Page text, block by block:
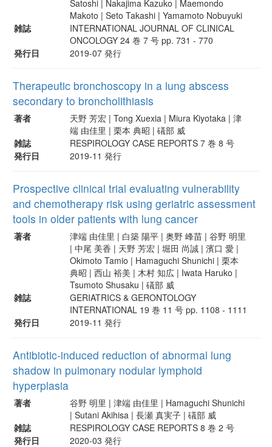
Satoshi | Nakajima Kazuko | Maemondo
Makoto | Seto Takashi | Yamamoto Nobuyuki
雑誌
INTERNATIONAL JOURNAL OF CLINICAL
ONCOLOGY 24 巻 7 号 pp. 731 - 770
発行日
2019-07 発行
Therapeutic bronchoscopy in a lung abscess
secondary to broncholithiasis
著者
天野 芳宏 | Tong Xuexia | Miura Kiyotaka | 津
端 由佳里 | 栗本 典昭 | 礒部 威
雑誌
RESPIROLOGY CASE REPORTS 7 巻 8 号
発行日
2019-11 発行
Prospective clinical trial evaluating vulnerability
and chemotherapy risk using geriatric assessment
tools in older patients with lung cancer
著者
津端 由佳里 | 白築 陽平 | 奥野 峰苗 | 谷野 明里
| 中尾 美香 | 天野 芳宏 | 堀田 尚誠 | 濱口 愛 |
Okimoto Tamio | Hamaguchi Shunichi | 栗本
典昭 | 西山 裕美 | 木村 知広 | Iwata Haruko |
Tsumoto Shusaku | 礒部 威
雑誌
GERIATRICS & GERONTOLOGY
INTERNATIONAL 19 巻 11 号 pp. 1108 - 1111
発行日
2019-11 発行
Antibiotic-induced reduction of abnormal lung
shadow in pulmonary nodular lymphoid
hyperplasia
著者
谷野 明里 | 津端 由佳里 | Hamaguchi Shunichi
| Sutani Akihisa | 長瀬 真実子 | 礒部 威
雑誌
RESPIROLOGY CASE REPORTS 8 巻 2 号
発行日
2020-03 発行